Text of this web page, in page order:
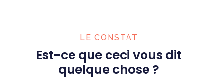
LE CONSTAT
Est-ce que ceci vous dit
quelque chose ?